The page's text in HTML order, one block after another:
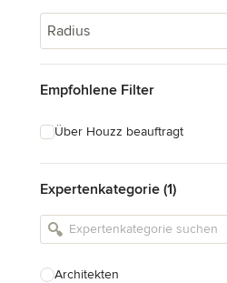
Radius
Empfohlene Filter
Über Houzz beauftragt
Expertenkategorie (1)
Architekten